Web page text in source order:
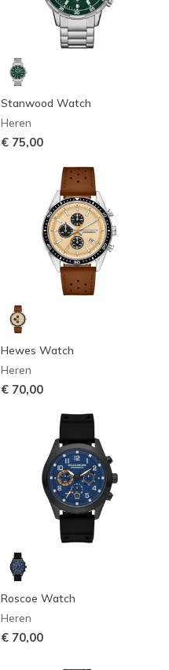
Stanwood Watch
Heren
€ 75,00
Hewes Watch
Heren
€ 70,00
Roscoe Watch
Heren
€ 70,00